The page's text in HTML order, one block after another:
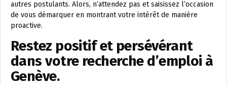
autres postulants. Alors, n’attendez pas et saisissez l’occasion
de vous démarquer en montrant votre intérêt de manière
proactive.
Restez positif et persévérant
dans votre recherche d’emploi à
Genève.